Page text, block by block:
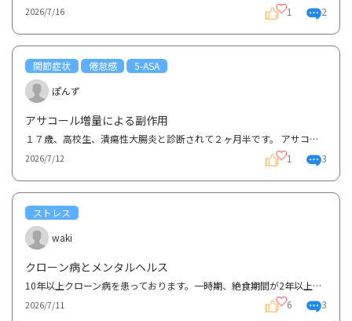
2026/7/16 1 2
関節症状 倦怠感
5-ASA
ぽんず
アサコール増量による副作用
１７歳、高校生、潰瘍性大腸炎と診断されて２ヶ月半です。 アサコール１日６錠と出血時にステロイド坐...
2026/7/12 1 3
ストレス
waki
クローン病とメンタルヘルス
10年以上クローン病を患っております。一時期、絶食期間が2年以上続き、その頃からメンタルクリニックへ...
2026/7/11 6 3